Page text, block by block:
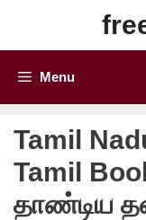
content
Menu
Tamil
Tamil
தாண்டிய